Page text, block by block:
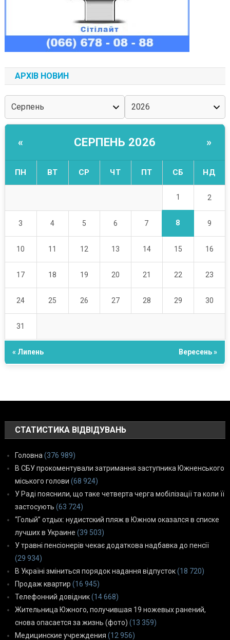
АРХІВ НОВИН
« СЕРПЕНЬ 2026 »
ПН ВТ СР ЧТ ПТ СБ НД
1 2
3 4 5 6 7 8 9
10 11 12 13 14 15 16
17 18 19 20 21 22 23
24 25 26 27 28 29 30
31
« Липень Вересень »
СТАТИСТИКА ВІДВІДУВАНЬ
Головна (376 989)
В СБУ прокоментували затримання заступника Южненського
міського голови (68 924)
У Раді пояснили, що таке четверта черга мобілізації та коли її
застосують (63 724)
“Голый” отдых: нудистский пляж в Южном оказался в списке
лучших в Украине (39 503)
У травні пенсіонерів чекає додаткова надбавка до пенсії
(29 934)
В Україні зміниться порядок надання відпусток(18 720)
Продаж квартир (16 945)
Телефонний довідник(14 668)
Жительница Южного, получившая 19 ножевых ранений,
снова опасается за жизнь (фото) (13 359)
Медицинские учреждения (12 956)